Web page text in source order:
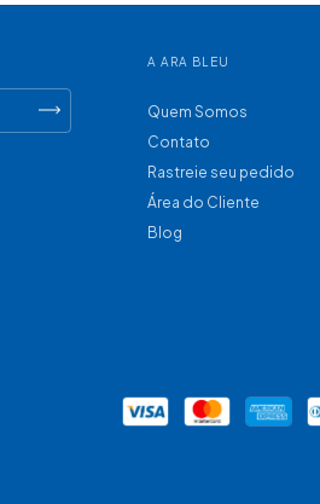
A ARA BLEU
Quem Somos
Contato
Rastreie seu pedido
Área do Cliente
Blog